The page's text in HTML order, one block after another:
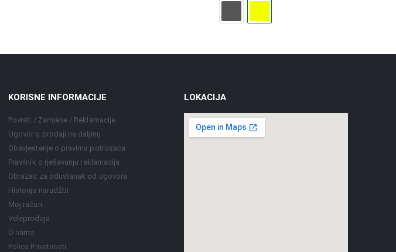
KORISNE INFORMACIJE
Povrati / Zamjene / Reklamacije
Ugovor o prodaji na daljinu
Obavjestenje o pravima potrosaca
Pravilnik o rješavanju reklamacija
Obrazac za odustanak od ugovora
Historija narudžbi
Moj račun
Veleprodaja
O nama
Polica Privatnosti
LOKACIJA